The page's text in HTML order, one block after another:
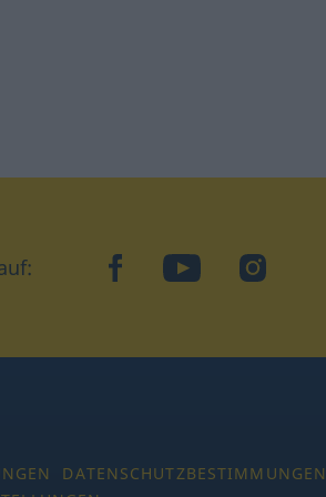
facebookYouTubeInstagram
DATENSCHUTZBESTIMMUNGEN